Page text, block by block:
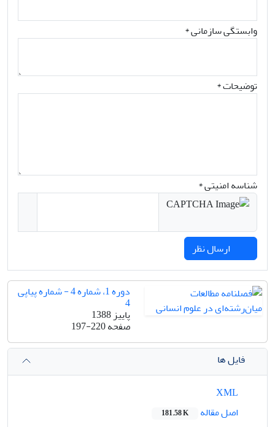
وابستگی سازمانی *
توضیحات *
شناسه امنیتی *
دوره 1، شماره 4 - شماره پیاپی
4
پاییز 1388
صفحه197-220
فایل ها
اصل مقاله
181.58 K